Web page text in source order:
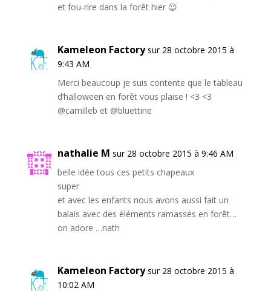
et fou-rire dans la forêt hier 😉
Kameleon Factory sur 28 octobre 2015 à
9:43 AM
Merci beaucoup je suis contente que le tableau
d’halloween en forêt vous plaise ! <3 <3
@camilleb et @bluettine
nathalie M sur 28 octobre 2015 à 9:46 AM
belle idée tous ces petits chapeaux
super
et avec les enfants nous avons aussi fait un
balais avec des éléments ramassés en forêt…
on adore …nath
Kameleon Factory sur 28 octobre 2015 à
10:02 AM